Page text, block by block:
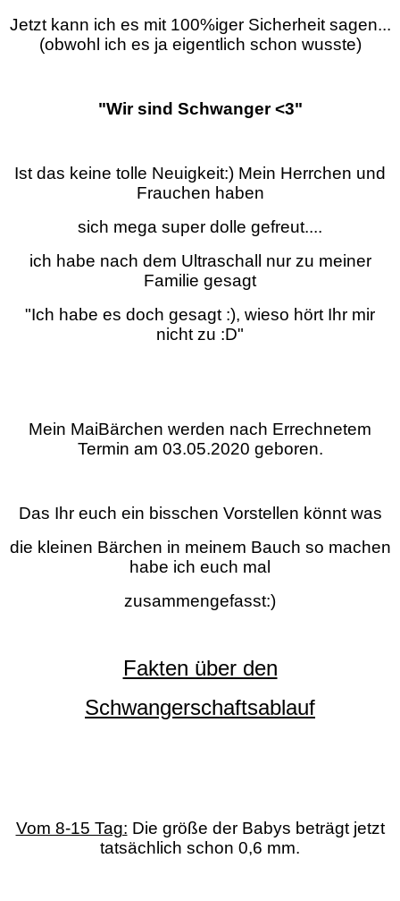
Jetzt kann ich es mit 100%iger Sicherheit sagen...
(obwohl ich es ja eigentlich schon wusste)
"Wir sind Schwanger <3"
Ist das keine tolle Neuigkeit:) Mein Herrchen und
Frauchen haben
sich mega super dolle gefreut....
ich habe nach dem Ultraschall nur zu meiner
Familie gesagt
"Ich habe es doch gesagt :), wieso hört Ihr mir
nicht zu :D"
Mein MaiBärchen werden nach Errechnetem
Termin am 03.05.2020 geboren.
Das Ihr euch ein bisschen Vorstellen könnt was
die kleinen Bärchen in meinem Bauch so machen
habe ich euch mal
zusammengefasst:)
Fakten über den
Schwangerschaftsablauf
Vom 8-15 Tag: Die größe der Babys beträgt jetzt
tatsächlich schon 0,6 mm.